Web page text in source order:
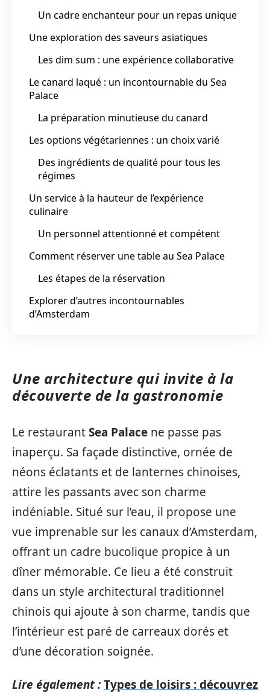
Un cadre enchanteur pour un repas unique
Une exploration des saveurs asiatiques
Les dim sum : une expérience collaborative
Le canard laqué : un incontournable du Sea
Palace
La préparation minutieuse du canard
Les options végétariennes : un choix varié
Des ingrédients de qualité pour tous les
régimes
Un service à la hauteur de l’expérience
culinaire
Un personnel attentionné et compétent
Comment réserver une table au Sea Palace
Les étapes de la réservation
Explorer d’autres incontournables
d’Amsterdam
Une architecture qui invite à la
découverte de la gastronomie
Le restaurantSea Palace ne passe pas
inaperçu. Sa façade distinctive, ornée de
néons éclatants et de lanternes chinoises,
attire les passants avec son charme
indéniable. Situé sur l’eau, il propose une
vue imprenable sur les canaux d’Amsterdam,
offrant un cadre bucolique propice à un
dîner mémorable. Ce lieu a été construit
dans un style architectural traditionnel
chinois qui ajoute à son charme, tandis que
l’intérieur est paré de carreaux dorés et
d’une décoration soignée.
Lire également :Types de loisirs : découvrez